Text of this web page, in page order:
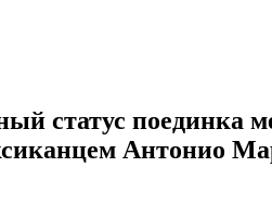
статус поединка
Антонио